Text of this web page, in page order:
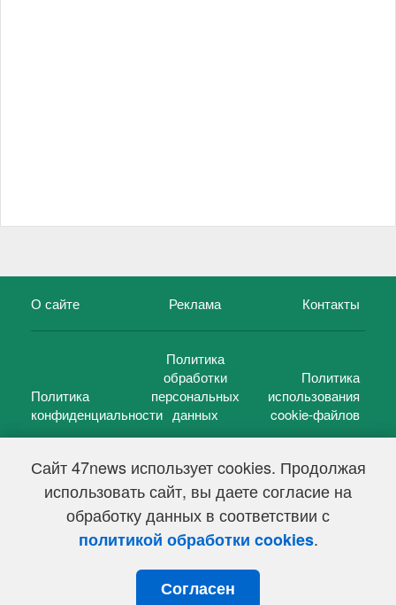
Сайт 47news использует cookies. Продолжая
использовать сайт, вы даете согласие на
обработку данных в соответствии с
политикой обработки cookies.
Согласен
О сайте Реклама Контакты
Политика
конфиденциальности
Политика
обработки
персональных
данных
Политика
использования
cookie-файлов
47 новостей (47 news)2005 — 2026 г.
Свидетельство о регистрации СМИ Эл № ФС 77-39848, выдано
Федеральной службой по надзору в сфере связи,
информационных технологий и массовых коммуникаций